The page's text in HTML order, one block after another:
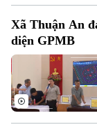
Xã Thuận An
diện GPMB